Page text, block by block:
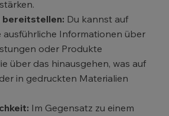
bereitstellen: Du kannst auf
ausführliche Informationen über
oder Produkte
über das hinausgehen, was auf
in gedruckten Materialien
Im Gegensatz zu einem